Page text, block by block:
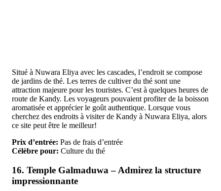
Situé à Nuwara Eliya avec les cascades, l’endroit se compose
de jardins de thé. Les terres de cultiver du thé sont une
attraction majeure pour les touristes. C’est à quelques heures de
route de Kandy. Les voyageurs pouvaient profiter de la boisson
aromatisée et apprécier le goût authentique. Lorsque vous
cherchez des endroits à visiter de Kandy à Nuwara Eliya, alors
ce site peut être le meilleur!
Prix d’entrée: Pas de frais d’entrée
Célèbre pour: Culture du thé
16. Temple Galmaduwa – Admirez la structure
impressionnante